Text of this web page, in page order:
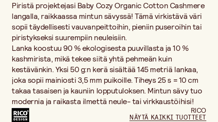
Piristä projektejasi Baby Cozy Organic Cotton Cashmere
langalla, raikkaassa mintun sävyssä! Tämä virkistävä väri
sopii täydellisesti vauvanpeittoihin, pieniin puseroihin tai
piristykseksi suurempiin neuleisiin.
Lanka koostuu 90 % ekologisesta puuvillasta ja 10 %
kashmirista, mikä tekee siitä yhtä pehmeän kuin
kestävänkin. Yksi 50 g:n kerä sisältää 145 metriä lankaa,
joka sopii mainiosti 3,5 mm puikoille. Tiheys 25 s = 10 cm
takaa tasaisen ja kauniin lopputuloksen. Mintun sävy tuo
modernia ja raikasta ilmettä neule- tai virkkaustöihisi!
RICO
NÄYTÄ KAIKKI TUOTTEET